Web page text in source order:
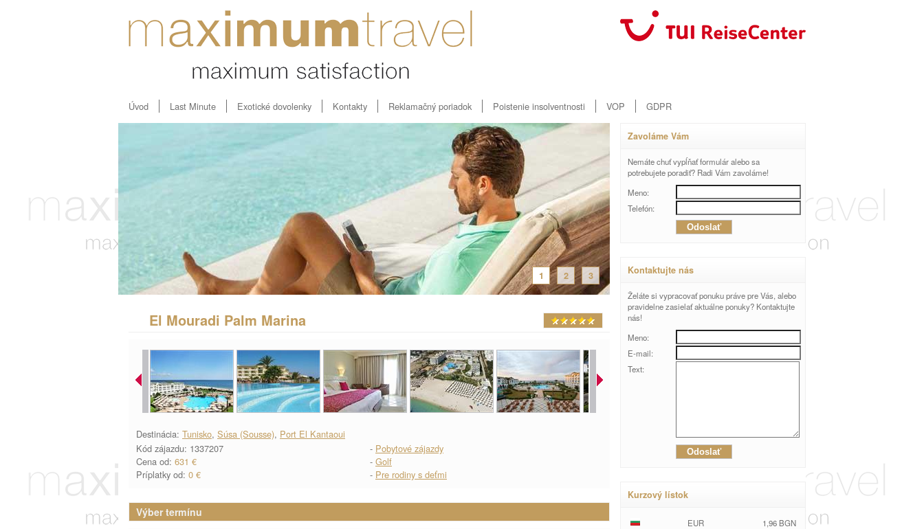
Úvod Last Minute Exotické dovolenky Kontakty Reklamačný poriadok Poistenie insolventnosti VOP GDPR
1 2 3
El Mouradi Palm Marina
Destinácia: Tunisko, Súsa (Sousse), Port El Kantaoui
Kód zájazdu: 1337207
Cena od: 631 €
Príplatky od: 0 €
- Pobytové zájazdy
- Golf
- Pre rodiny s deťmi
Výber termínu
Zavoláme Vám
Nemáte chuť vypĺňať formulár alebo sa
potrebujete poradiť? Radi Vám zavoláme!
Meno:
Telefón:
Kontaktujte nás
Želáte si vypracovať ponuku práve pre Vás, alebo
pravidelne zasielať aktuálne ponuky? Kontaktujte
nás!
Meno:
E-mail:
Text:
Kurzový lístok
EUR
1,96 BGN